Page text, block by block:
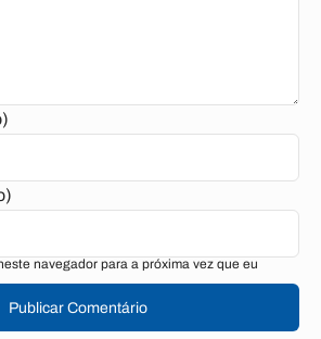
navegador para a próxima vez que eu
Publicar Comentário